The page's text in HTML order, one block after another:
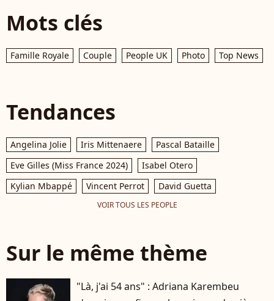
Mots clés
Famille Royale Couple People UK Photo Top News
Tendances
Angelina Jolie Iris Mittenaere
Pascal Bataille
Eve Gilles (Miss France 2024)
Isabel Otero
Kylian Mbappé
Vincent Perrot David Guetta
VOIR TOUS LES PEOPLE
Sur le même thème
"Là, j'ai 54 ans" : Adriana Karembeu